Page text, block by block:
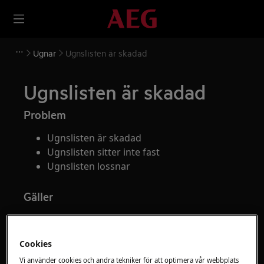
Ugnar Ugnslisten är skadad
Ugnslisten är skadad
Problem
Ugnslisten är skadad
Ugnslisten sitter inte fast
Ugnslisten lossnar
Gäller
Ugn
Cookies
Vi använder cookies och andra tekniker för att optimera vår webbplats